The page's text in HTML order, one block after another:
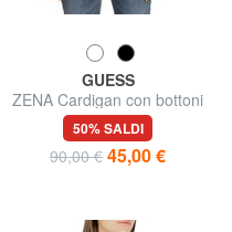
GUESS
ZENA Cardigan con bottoni
50% SALDI
90,00 € 45,00 €